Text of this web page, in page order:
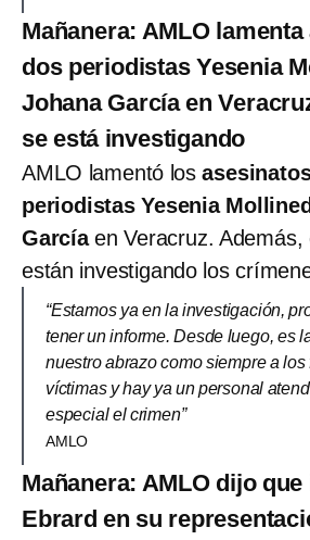
Mañanera: AMLO
dos periodistas Yesenia
Johana García en
se está investigando
AMLO lamentó los
periodistas Yesenia
Garcíaen Veracruz. Además,
están investigando los
“Estamos ya en la investigación,
tener un informe. Desde luego, es
nuestro abrazo como siempre a
víctimas y hay ya un personal
especial el crimen”
AMLO
Mañanera: AMLO dijo
Ebrard en su